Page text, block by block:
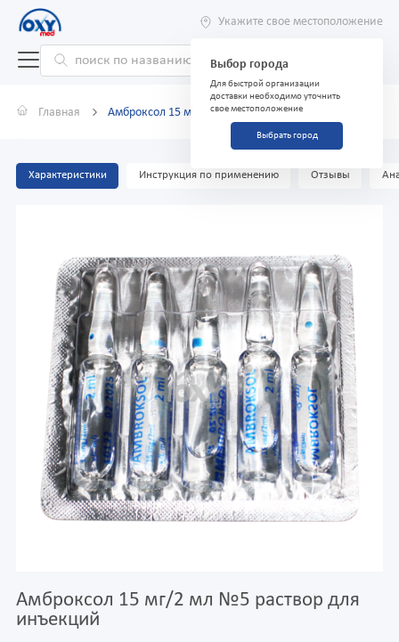
Укажите свое местоположение
Выбор города
Для быстрой организации
доставки необходимо уточнить
свое местоположение
Выбрать город
Главная Амброксол 15 мг/2 мл №5 раствор для инъекций
Характеристики Инструкция по применению Отзывы
Амброксол 15 мг/2 мл №5 раствор для
инъекций